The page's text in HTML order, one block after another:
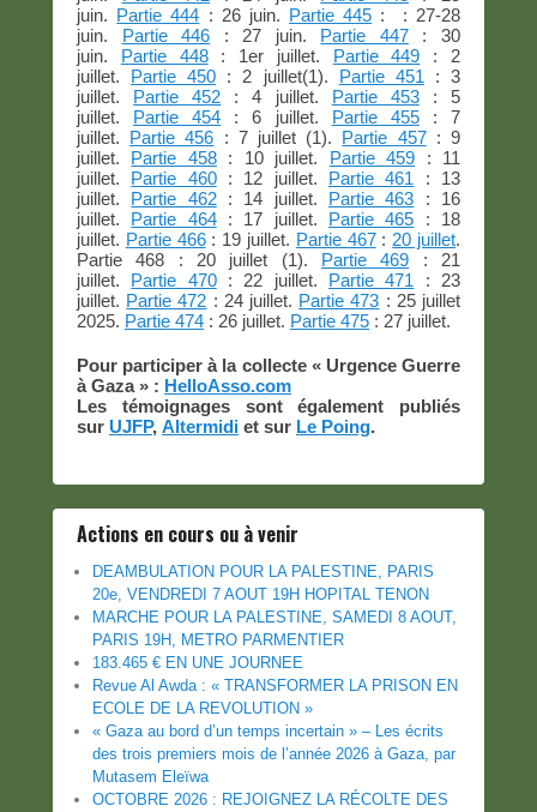
juin. Partie 444 : 26 juin. Partie 445 : : 27-28
juin. Partie 446 : 27 juin. Partie 447: 30
juin. Partie 448: 1er juillet. Partie 449 : 2
juillet. Partie 450 : 2 juillet(1). Partie 451 : 3
juillet. Partie 452 : 4 juillet. Partie 453: 5
juillet. Partie 454 : 6 juillet. Partie 455: 7
juillet. Partie 456 : 7 juillet (1). Partie 457: 9
juillet. Partie 458: 10 juillet. Partie 459 : 11
juillet. Partie 460: 12 juillet. Partie 461 : 13
juillet. Partie 462: 14 juillet. Partie 463 : 16
juillet. Partie 464: 17 juillet. Partie 465 : 18
juillet. Partie 466: 19 juillet. Partie 467: 20 juillet.
Partie 468 : 20 juillet (1). Partie 469 : 21
juillet. Partie 470: 22 juillet. Partie 471 : 23
juillet. Partie 472 : 24 juillet. Partie 473 : 25 juillet
2025. Partie 474 : 26 juillet. Partie 475 : 27 juillet.
Pour participer à la collecte « Urgence Guerre
à Gaza » : HelloAsso.com
Les témoignages sont également publiés
sur UJFP, Altermidi et sur Le Poing.
Actions en cours ou à venir
DEAMBULATION POUR LA PALESTINE, PARIS
20e, VENDREDI 7 AOUT 19H HOPITAL TENON
MARCHE POUR LA PALESTINE, SAMEDI 8 AOUT,
PARIS 19H, METRO PARMENTIER
183.465 € EN UNE JOURNEE
Revue Al Awda : « TRANSFORMER LA PRISON EN
ECOLE DE LA REVOLUTION »
« Gaza au bord d’un temps incertain » – Les écrits
des trois premiers mois de l’année 2026 à Gaza, par
Mutasem Eleïwa
OCTOBRE 2026 : REJOIGNEZ LA RÉCOLTE DES